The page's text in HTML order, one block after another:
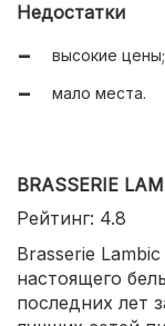
Недостатки
высокие цены;
мало места.
BRASSERIE
Рейтинг: 4.8
Brasserie
настоящего
последних лет